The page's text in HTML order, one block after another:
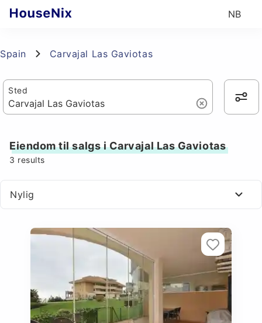
NB
Spain Carvajal Las Gaviotas
Sted
Eiendom til salgs i Carvajal Las Gaviotas
3 results
Nylig